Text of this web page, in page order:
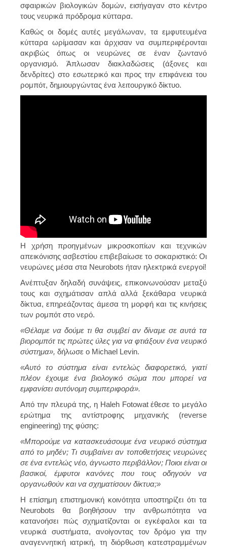
σφαιρικών βιολογικών δομών, εισήγαγαν στο κέντρο
τους νευρικά πρόδρομα κύτταρα.
Καθώς οι δομές αυτές μεγάλωναν, τα εμφυτευμένα
κύτταρα ωρίμασαν και άρχισαν να συμπεριφέρονται
ακριβώς όπως οι νευρώνες σε έναν ζωντανό
οργανισμό. Άπλωσαν διακλαδώσεις (άξονες και
δενδρίτες) στο εσωτερικό και προς την επιφάνεια του
ρομπότ, δημιουργώντας ένα λειτουργικό δίκτυο.
Η χρήση προηγμένων μικροσκοπίων και τεχνικών
απεικόνισης ασβεστίου επιβεβαίωσε το σοκαριστικό: Οι
νευρώνες μέσα στα Neurobots ήταν ηλεκτρικά ενεργοί!
Ανέπτυξαν δηλαδή συνάψεις, επικοινωνούσαν μεταξύ
τους και σχημάτισαν απλά αλλά ξεκάθαρα νευρικά
δίκτυα, επηρεάζοντας άμεσα τη μορφή και τις κινήσεις
των ρομπότ στο νερό.
«Θέλαμε να δούμε τι θα συμβεί αν δίναμε σε αυτά τα
βιορομπότ τις πρώτες ύλες για να φτιάξουν ένα νευρικό
σύστημα», δήλωσε ο Michael Levin.
«Αυτό το σύστημα είναι εντελώς διαφορετικό, γιατί
πλέον έχουμε ένα βιολογικό σώμα που μπορεί να
εμφανίσει αυτόνομη συμπεριφορά».
Από την πλευρά της, η Haleh Fotowat έθεσε το μεγάλο
ερώτημα της αντίστροφης μηχανικής (reverse
engineering) της φύσης:
«Μπορούμε να κατασκευάσουμε ένα νευρικό σύστημα
από το μηδέν; Τι συμβαίνει αν τοποθετήσεις νευρώνες
σε ένα εντελώς νέο, άγνωστο περιβάλλον; Ποιοι είναι οι
βασικοί, έμφυτοι κανόνες που τους οδηγούν να
οργανωθούν και να σχηματίσουν δίκτυα;»
Η επίσημη επιστημονική κοινότητα υποστηρίζει ότι τα
Neurobots θα βοηθήσουν την ανθρωπότητα να
κατανοήσει πώς σχηματίζονται οι εγκέφαλοι και τα
νευρικά συστήματα, ανοίγοντας τον δρόμο για την
αναγεννητική ιατρική, τη διόρθωση κατεστραμμένων